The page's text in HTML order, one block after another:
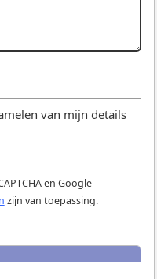
van mijn details
en Google
zijn van toepassing.